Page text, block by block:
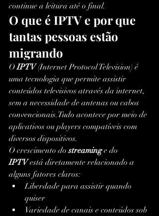
continue a leitura até o final.
O que é IPTV e por que
tantas pessoas estão
migrando
O IPTV (Internet Protocol Television) é
uma tecnologia que permite assistir
conteúdos televisivos através da internet,
sem a necessidade de antenas ou cabos
convencionais.Tudo acontece por meio de
aplicativos ou players compatíveis com
diversos dispositivos.
O crescimento do streaming e do
IPTV está diretamente relacionado a
alguns fatores claros:
Liberdade para assistir quando
quiser
Variedade de canais e conteúdos sob